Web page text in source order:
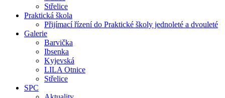
Střelice
Praktická škola
Přijímací řízení do Praktické školy jednoleté a dvouleté
Galerie
Barvička
Ibsenka
Kyjevská
LILA Otnice
Střelice
SPC